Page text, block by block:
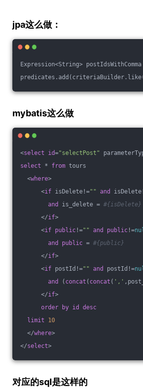
jpa这么做：
Expression<String>
mybatis这么做
<select id="selectPost"
select * from tours
<where>
<if isDelete!="" and
and
is_delete = #{isDelete}
</if>
<if public !="" and public !=
and
public = #{public}
</if>
<if postId!="" and postId!=
and
( concat ( concat ( ','
</if>
order
by id
desc
limit
10
</where>
</select>
对应的sql是这样的